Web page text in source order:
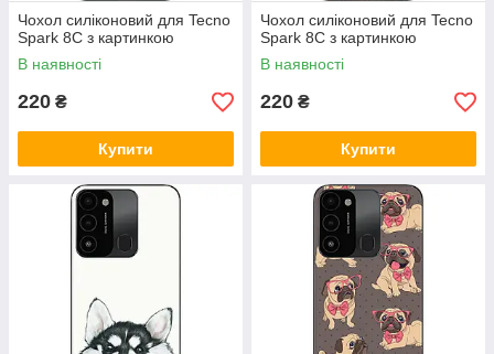
Чохол силіконовий для Tecno
Spark 8C з картинкою
В наявності
220 ₴
Купити
Чохол силіконовий для Tecno
Spark 8C з картинкою
В наявності
220 ₴
Купити